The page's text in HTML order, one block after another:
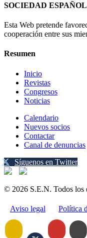
SOCIEDAD
Esta Web pretende
cooperación entre sus
Resumen
Inicio
Revistas
Congresos
Noticias
Calendario
Nuevos socios
Contactar
Canal de denuncias
Síguenos en Twitter
© 2026 S.E.N. Todos los
Aviso legal Política